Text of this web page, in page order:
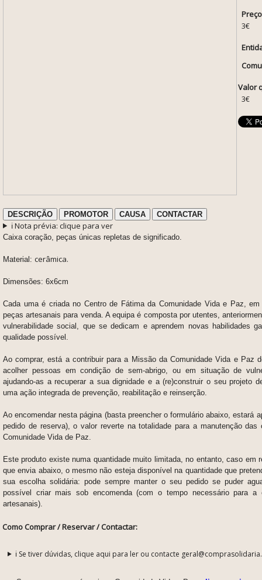
3€
Valor
3€
DESCRIÇÃO PROMOTOR CAUSA CONTACTAR
ℹ️ Nota prévia: clique para ver
Caixa coração, peças únicas repletas de significado.
Material: cerâmica.
Dimensões: 6x6cm
Cada uma é criada no Centro de Fátima da Comunidade Vida e Paz,
peças artesanais para venda. A equipa é composta por utentes,
vulnerabilidade social, que se dedicam e aprendem novas habilidades
qualidade possível.
Ao comprar, está a contribuir para a Missão da Comunidade Vida e Paz
acolher pessoas em condição de sem-abrigo, ou em situação de
ajudando-as a recuperar a sua dignidade e a (re)construir o seu projeto
uma ação integrada de prevenção, reabilitação e reinserção.
Ao encomendar nesta página (basta preencher o formulário abaixo, estará
pedido de reserva), o valor reverte na totalidade para a manutenção das
Comunidade Vida de Paz.
Este produto existe numa quantidade muito limitada, no entanto, caso em
que envia abaixo, o mesmo não esteja disponível na quantidade que
sua escolha solidária: pode sempre manter o seu pedido se puder
possível criar mais sob encomenda (com o tempo necessário para a
artesanais).
Como Comprar / Reservar / Contactar:
ℹ️ Se tiver dúvidas, clique aqui para ler ou contacte